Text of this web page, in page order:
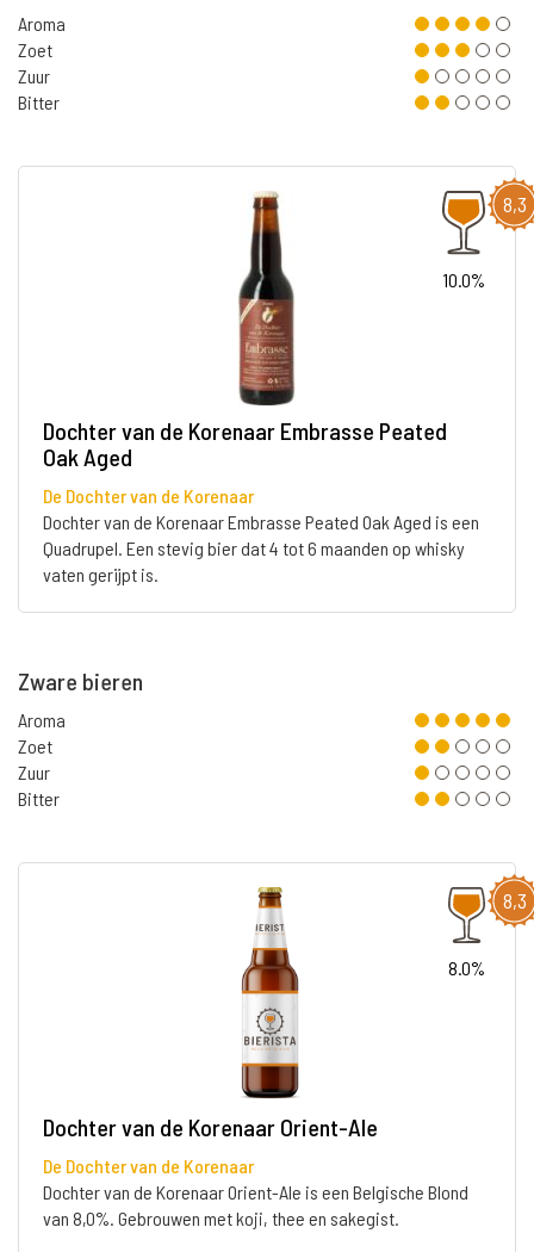
Aroma
Zoet
Zuur
Bitter
8,3
10.0%
Dochter van de Korenaar Embrasse Peated
Oak Aged
De Dochter van de Korenaar
Dochter van de Korenaar Embrasse Peated Oak Aged is een
Quadrupel. Een stevig bier dat 4 tot 6 maanden op whisky
vaten gerijpt is.
Zware bieren
Aroma
Zoet
Zuur
Bitter
8,3
8.0%
Dochter van de Korenaar Orient-Ale
De Dochter van de Korenaar
Dochter van de Korenaar Orient-Ale is een Belgische Blond
van 8,0%. Gebrouwen met koji, thee en sakegist.